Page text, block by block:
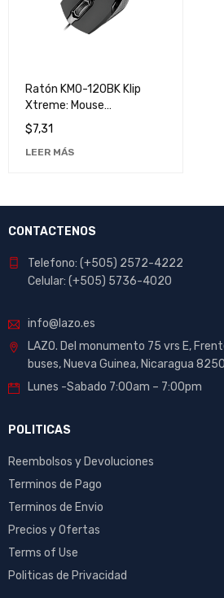
Ratón KMO-120BK Klip
Xtreme: Mouse
Ergonómico de Alta
Precisión para
Computadora
$7,31
LEER MÁS
CONTACTENOS
Telefono: (+505) 2572-4222
Celular: (+505) 5736-4020
info@lazo.es
LAZO. Del monumento 75 vrs E,
buses, Nueva Guinea, Nicaragua
Lunes -Sabado 7:00am – 7:00pm
POLITICAS
Reembolsos y Devoluciones
Terminos de Pago
Terminos de Envio
Precios y Ofertas
Terms of Use
Politicas de Privacidad